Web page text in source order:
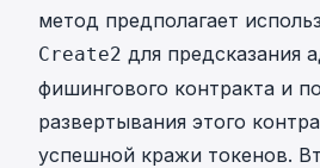
метод предполагает
Create2 для предсказания
фишингового контракта и
развертывания этого
успешной кражи токенов.